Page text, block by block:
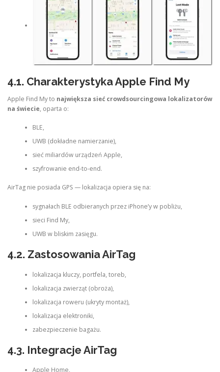
4.1. Charakterystyka Apple Find My
Apple Find My to największa sieć crowdsourcingowa lokalizatorów
na świecie, oparta o:
BLE,
UWB (dokładne namierzanie),
sieć miliardów urządzeń Apple,
szyfrowanie end-to-end.
AirTag nie posiada GPS — lokalizacja opiera się na:
sygnałach BLE odbieranych przez iPhone’y w pobliżu,
sieci Find My,
UWB w bliskim zasięgu.
4.2. Zastosowania AirTag
lokalizacja kluczy, portfela, toreb,
lokalizacja zwierząt (obroża),
lokalizacja roweru (ukryty montaż),
lokalizacja elektroniki,
zabezpieczenie bagażu.
4.3. Integracje AirTag
Apple Home,